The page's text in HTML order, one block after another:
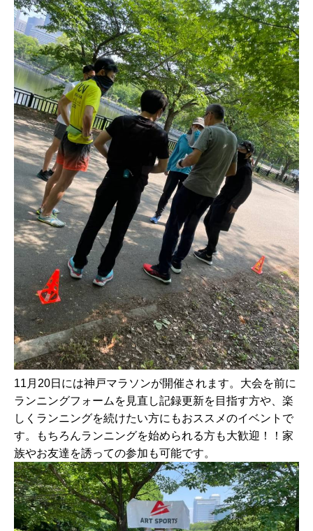
11月20日には神戸マラソンが開催されます。大会を前に
ランニングフォームを見直し記録更新を目指す方や、楽
しくランニングを続けたい方にもおススメのイベントで
す。もちろんランニングを始められる方も大歓迎！！家
族やお友達を誘っての参加も可能です。